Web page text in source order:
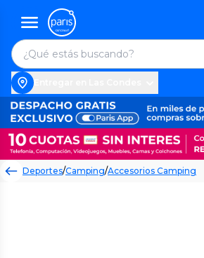
Deportes/Camping/Accesorios Camping